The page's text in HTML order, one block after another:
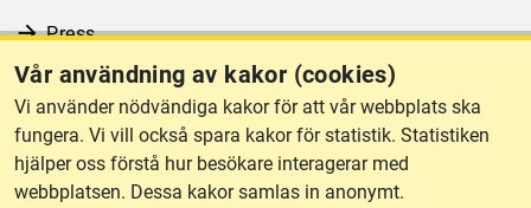
Vår användning av kakor (cookies)
Vi använder nödvändiga kakor för att vår webbplats ska
fungera. Vi vill också spara kakor för statistik. Statistiken
hjälper oss förstå hur besökare interagerar med
webbplatsen. Dessa kakor samlas in anonymt.
Press
RSS
Om webbplatsen